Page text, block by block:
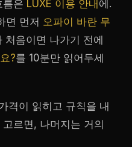
름은 LUXE 이용 안내에.
면 먼저 오파이 바란 무
처음이면 나가기 전에
?를 10분만 읽어두세
격이 읽히고 규칙을 내
르면, 나머지는 거의